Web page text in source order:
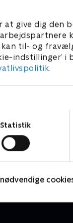
give dig den
til- og
indstillinger’ i
.
Statistik
nødvendige
der skal
I gårdhaven
man kan
sin altan eller
der findes
Se med, når Anja
til